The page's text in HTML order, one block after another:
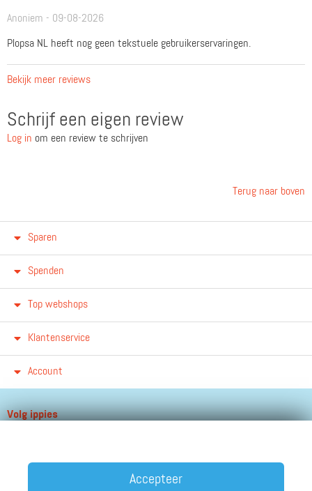
Anoniem - 09-08-2026
Plopsa NL heeft nog geen tekstuele gebruikerservaringen.
Bekijk meer reviews
Schrijf een eigen review
Log in om een review te schrijven
Terug naar boven
Sparen
Spenden
Top webshops
Klantenservice
Account
Volg ippies
Accepteer